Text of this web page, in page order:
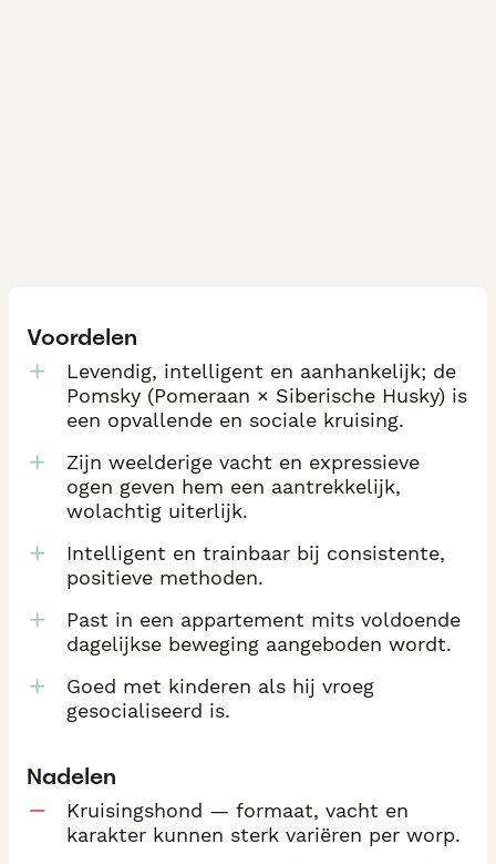
Voordelen
Levendig, intelligent en aanhankelijk; de
Pomsky (Pomeraan × Siberische Husky) is
een opvallende en sociale kruising.
Zijn weelderige vacht en expressieve
ogen geven hem een aantrekkelijk,
wolachtig uiterlijk.
Intelligent en trainbaar bij consistente,
positieve methoden.
Past in een appartement mits voldoende
dagelijkse beweging aangeboden wordt.
Goed met kinderen als hij vroeg
gesocialiseerd is.
Nadelen
Kruisingshond — formaat, vacht en
karakter kunnen sterk variëren per worp.